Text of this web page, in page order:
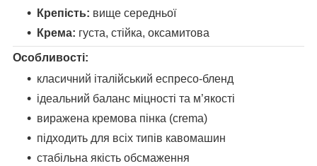
Крепість: вище середньої
Крема: густа, стійка, оксамитова
Особливості:
класичний італійський еспресо-бленд
ідеальний баланс міцності та м’якості
виражена кремова пінка (crema)
підходить для всіх типів кавомашин
стабільна якість обсмаження